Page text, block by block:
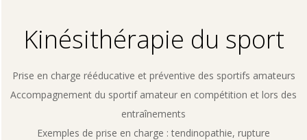
Kinésithérapie du sport
Prise en charge rééducative et préventive des sportifs amateurs
Accompagnement du sportif amateur en compétition et lors des
entraînements
Exemples de prise en charge : tendinopathie, rupture